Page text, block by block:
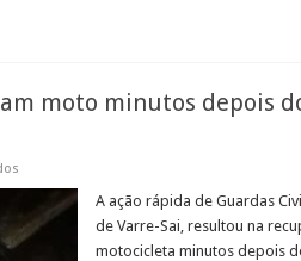
moto minutos depois
em
Sai
recuperam
A ação rápida de Guardas
de Varre-Sai, resultou na
motocicleta minutos depois